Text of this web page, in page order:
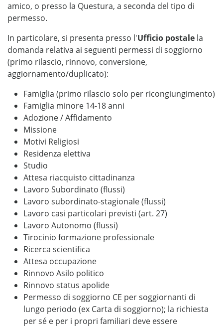
amico, o presso la Questura, a seconda del tipo di
permesso.
In particolare, si presenta presso l'Ufficio postale la
domanda relativa ai seguenti permessi di soggiorno
(primo rilascio, rinnovo, conversione,
aggiornamento/duplicato):
Famiglia (primo rilascio solo per ricongiungimento)
Famiglia minore 14-18 anni
Adozione / Affidamento
Missione
Motivi Religiosi
Residenza elettiva
Studio
Attesa riacquisto cittadinanza
Lavoro Subordinato (flussi)
Lavoro subordinato-stagionale (flussi)
Lavoro casi particolari previsti (art. 27)
Lavoro Autonomo (flussi)
Tirocinio formazione professionale
Ricerca scientifica
Attesa occupazione
Rinnovo Asilo politico
Rinnovo status apolide
Permesso di soggiorno CE per soggiornanti di
lungo periodo (ex Carta di soggiorno); la richiesta
per sé e per i propri familiari deve essere